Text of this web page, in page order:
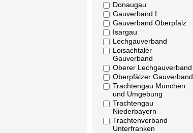
Donaugau
Gauverband I
Gauverband Oberpfalz
Isargau
Lechgauverband
Loisachtaler
Gauverband
Oberer Lechgauverband
Oberpfälzer Gauverband
Trachtengau München
und Umgebung
Trachtengau
Niederbayern
Trachtenverband
Unterfranken